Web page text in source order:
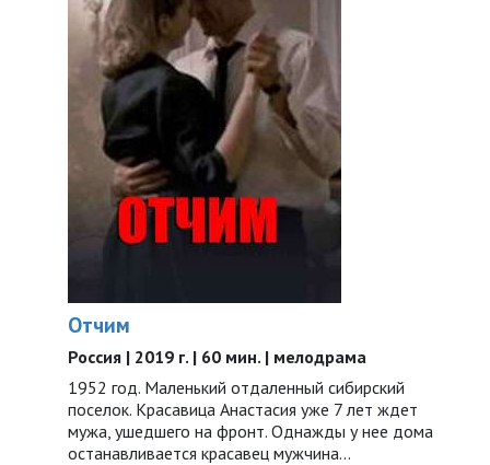
Отчим
Россия | 2019 г. | 60 мин. | мелодрама
1952 год. Маленький отдаленный сибирский
поселок. Красавица Анастасия уже 7 лет ждет
мужа, ушедшего на фронт. Однажды у нее дома
останавливается красавец мужчина…